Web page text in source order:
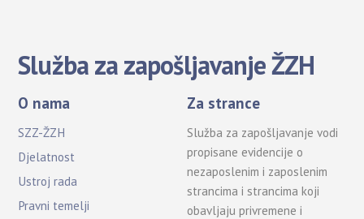
Služba za zapošljavanje ŽZH
O nama
SZZ-ŽZH
Djelatnost
Ustroj rada
Pravni temelji
Za strance
Služba za zapošljavanje vodi
propisane evidencije o
nezaposlenim i zaposlenim
strancima i strancima koji
obavljaju privremene i